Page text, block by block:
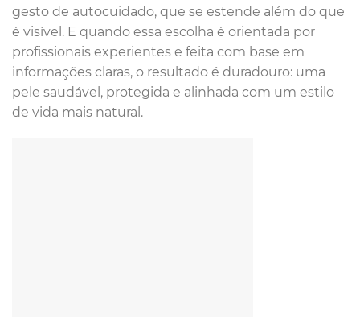
gesto de autocuidado, que se estende além do que
é visível. E quando essa escolha é orientada por
profissionais experientes e feita com base em
informações claras, o resultado é duradouro: uma
pele saudável, protegida e alinhada com um estilo
de vida mais natural.